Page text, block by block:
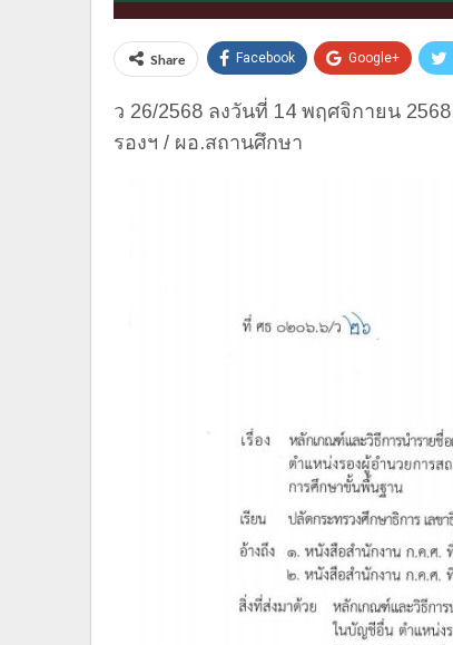
Share Facebook Google+
ว 26/2568 ลงวันที่ 14 พฤศจิกายน
รองฯ / ผอ.สถานศึกษา